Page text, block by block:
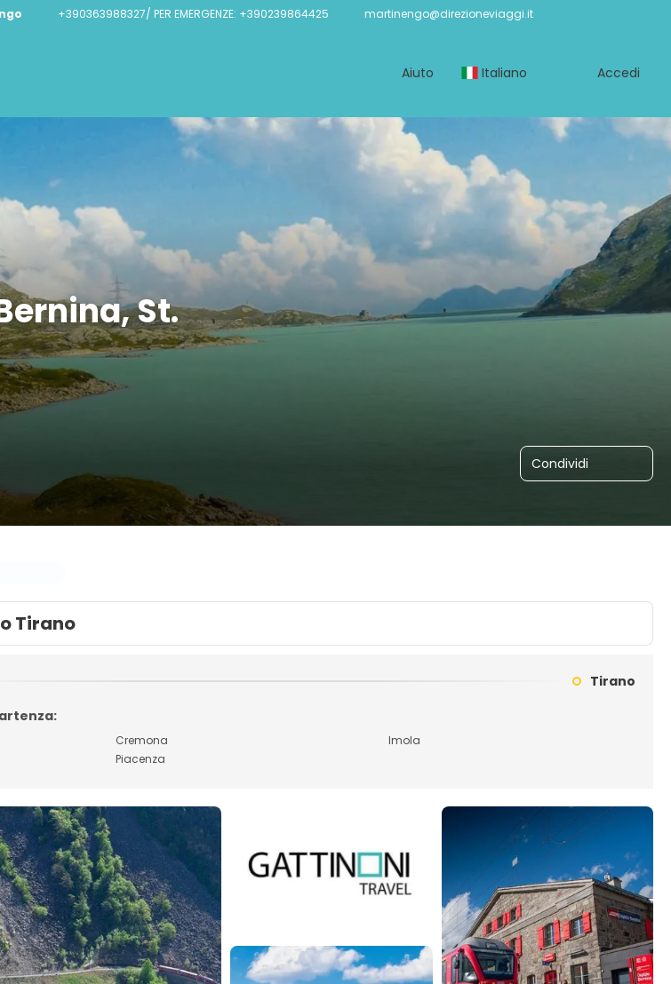
+390363988327/ PER EMERGENZE: +390239864425 martinengo@direzioneviaggi.it
Aiuto Italiano Accedi
Bernina, St.
Condividi
Tirano
Tirano
Cremona
Imola
Piacenza